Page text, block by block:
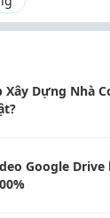
Xây Dựng Nhà
Google